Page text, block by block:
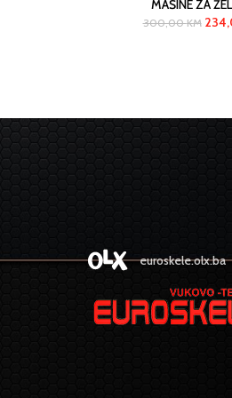
MAŠINE ZA
300,00KM
euroskele.olx.ba